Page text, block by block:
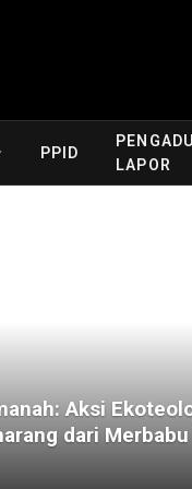
PPID
LAPOR
Aksi
dari Merbabu